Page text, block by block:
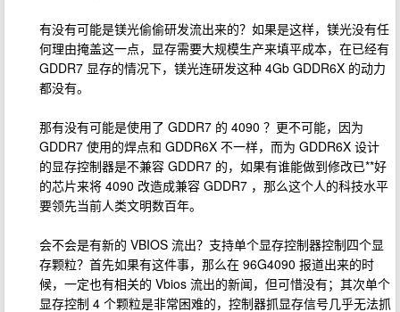
有没有可能是镁光偷偷研发流出来的？如果是这样，镁光没有任
何理由掩盖这一点，显存需要大规模生产来填平成本，在已经有
GDDR7 显存的情况下，镁光连研发这种 4Gb GDDR6X 的动力
都没有。
那有没有可能是使用了 GDDR7 的 4090 ？更不可能，因为
GDDR7 使用的焊点和 GDDR6X 不一样，而为 GDDR6X 设计
的显存控制器是不兼容 GDDR7 的，如果有谁能做到修改已**好
的芯片来将 4090 改造成兼容 GDDR7 ，那么这个人的科技水平
要领先当前人类文明数百年。
会不会是有新的 VBIOS 流出？支持单个显存控制器控制四个显
存颗粒？首先如果有这件事，那么在 96G4090 报道出来的时
候，一定也有相关的 Vbios 流出的新闻，但可惜没有；其次单个
显存控制 4 个颗粒是非常困难的，控制器抓显存信号几乎无法抓